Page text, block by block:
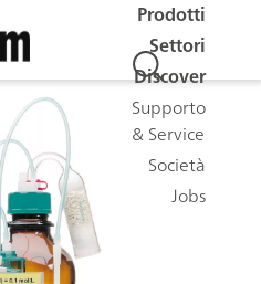
Prodotti
Settori
Discover
Supporto
& Service
Società
Jobs